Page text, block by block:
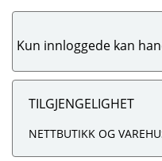
Kun innloggede kan
TILGJENGELIGHET
NETTBUTIKK OG